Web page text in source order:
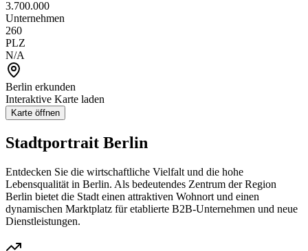
3.700.000
Unternehmen
260
PLZ
N/A
Berlin erkunden
Interaktive Karte laden
Karte öffnen
Stadtportrait Berlin
Entdecken Sie die wirtschaftliche Vielfalt und die hohe
Lebensqualität in Berlin. Als bedeutendes Zentrum der Region
Berlin bietet die Stadt einen attraktiven Wohnort und einen
dynamischen Marktplatz für etablierte B2B-Unternehmen und neue
Dienstleistungen.